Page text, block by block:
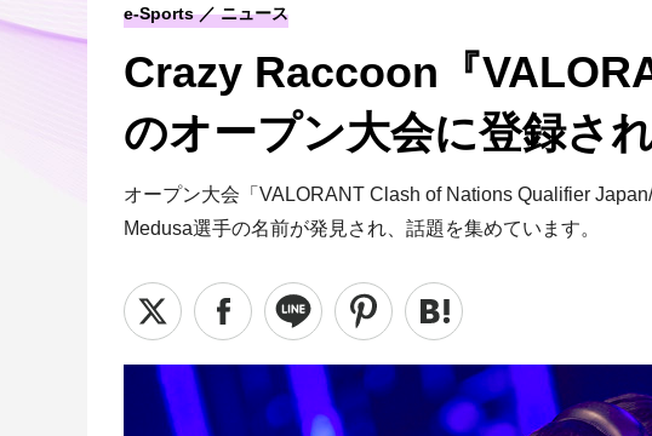
Crazy Raccoon『
のオープン大会に登録さ
オープン大会「VALORANT Clash of Nations Qualifier
Medusa選手の名前が発見され、話題を集めています。
e-Sports ニュース